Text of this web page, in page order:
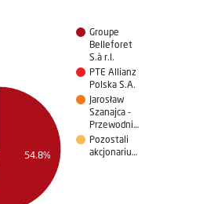
Groupe
Belleforet
S.à r.l.
PTE Allianz
Polska S.A.
Jarosław
Szanajca -
Przewodni…
Pozostali
akcjonariu…
54.8%